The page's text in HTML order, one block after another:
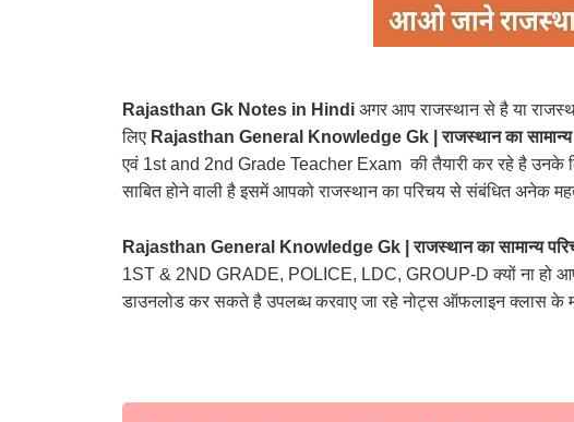
Rajasthan Gk Notes in Hindi अगर आप राजस्थान से है या
लिए Rajasthan General Knowledge Gk | राजस्थान का सामान्य
एवं 1st and 2nd Grade Teacher Exam की तैयारी कर रहे है उनके
साबित होने वाली है इसमें आपको राजस्थान का परिचय से संबंधित अनेक
Rajasthan General Knowledge Gk | राजस्थान का सामान्य
1ST & 2ND GRADE, POLICE, LDC, GROUP-D क्यों ना हो
डाउनलोड कर सकते है उपलब्ध करवाए जा रहे नोट्स ऑफलाइन क्लास के